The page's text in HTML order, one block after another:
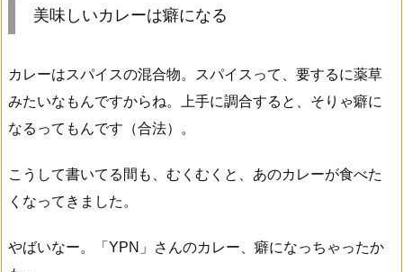
美味しいカレーは癖になる
カレーはスパイスの混合物。スパイスって、要するに薬草
みたいなもんですからね。上手に調合すると、そりゃ癖に
なるってもんです（合法）。
こうして書いてる間も、むくむくと、あのカレーが食べた
くなってきました。
やばいなー。「YPN」さんのカレー、癖になっちゃったか